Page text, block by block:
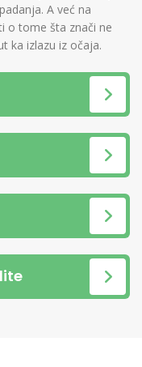
A već na
o tome šta znači ne
ka izlazu iz očaja.